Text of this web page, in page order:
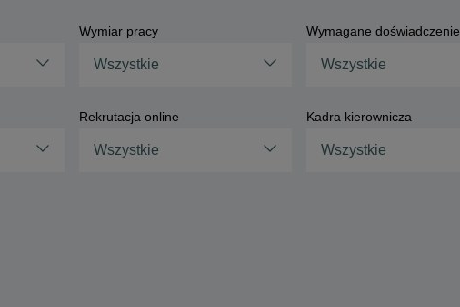
Wymiar pracy
Wszystkie
Wymagane doświadczenie
Wszystkie
Rekrutacja online
Wszystkie
Kadra kierownicza
Wszystkie